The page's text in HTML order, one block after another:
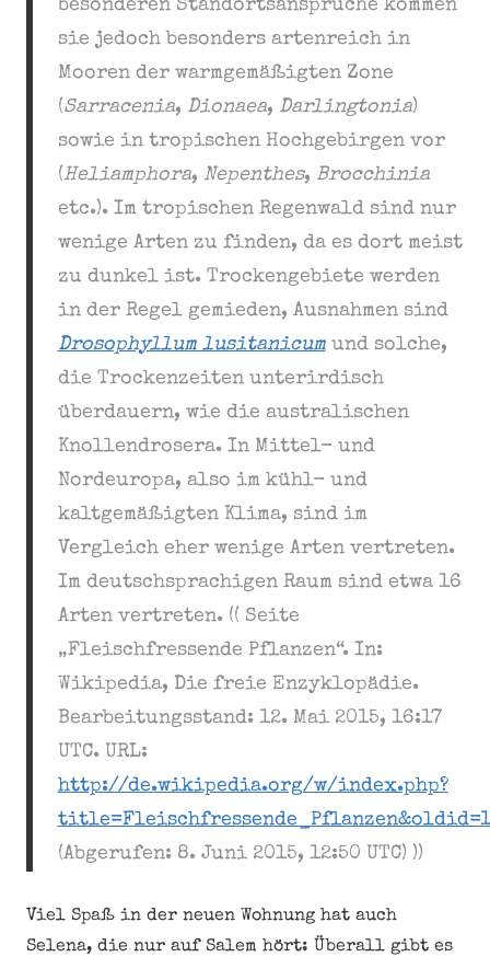
besonderen Standortsansprüche kommen
sie jedoch besonders artenreich in
Mooren der warmgemäßigten Zone
(Sarracenia, Dionaea, Darlingtonia)
sowie in tropischen Hochgebirgen vor
(Heliamphora, Nepenthes, Brocchinia
etc.). Im tropischen Regenwald sind nur
wenige Arten zu finden, da es dort meist
zu dunkel ist. Trockengebiete werden
in der Regel gemieden, Ausnahmen sind
Drosophyllum lusitanicumund solche,
die Trockenzeiten unterirdisch
überdauern, wie die australischen
Knollendrosera. In Mittel- und
Nordeuropa, also im kühl- und
kaltgemäßigten Klima, sind im
Vergleich eher wenige Arten vertreten.
Im deutschsprachigen Raum sind etwa 16
Arten vertreten. (( Seite
„Fleischfressende Pflanzen“. In:
Wikipedia, Die freie Enzyklopädie.
Bearbeitungsstand: 12. Mai 2015, 16:17
UTC. URL:
http://de.wikipedia.org/w/index.php?
(Abgerufen: 8. Juni 2015, 12:50 UTC) ))
Viel Spaß in der neuen Wohnung hat auch
Selena, die nur auf Salem hört: Überall gibt es